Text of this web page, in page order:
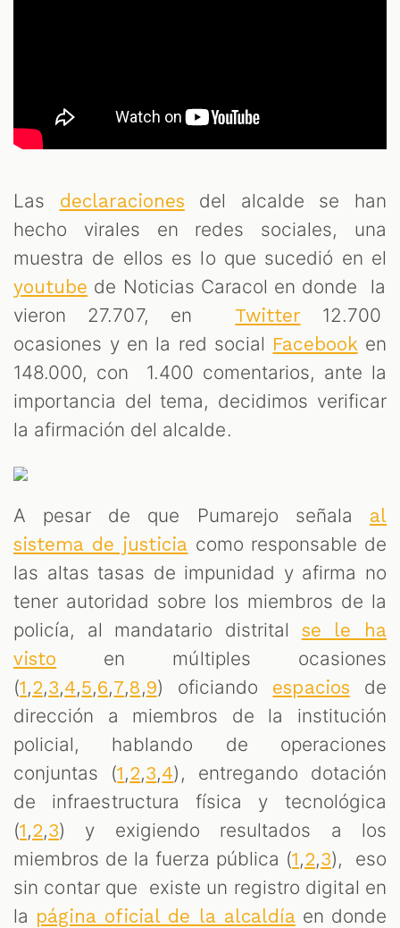
Las declaraciones del alcalde se han
hecho virales en redes sociales, una
muestra de ellos es lo que sucedió en el
youtube de Noticias Caracol en donde la
vieron 27.707, en Twitter 12.700
ocasiones y en la red social Facebook en
148.000, con 1.400 comentarios, ante la
importancia del tema, decidimos verificar
la afirmación del alcalde.
A pesar de que Pumarejo señala al
sistema de justicia como responsable de
las altas tasas de impunidad y afirma no
tener autoridad sobre los miembros de la
policía, al mandatario distrital se le ha
visto en múltiples ocasiones
(1,2,3,4,5,6,7,8,9) oficiando espacios de
dirección a miembros de la institución
policial, hablando de operaciones
conjuntas (1,2,3,4), entregando dotación
de infraestructura física y tecnológica
(1,2,3) y exigiendo resultados a los
miembros de la fuerza pública (1,2,3), eso
sin contar que existe un registro digital en
la página oficial de la alcaldíaen donde